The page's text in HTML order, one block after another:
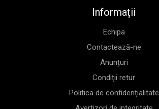
Informații
Echipa
Contactează-ne
Anunțuri
Condiții retur
Politica de confidențialitate